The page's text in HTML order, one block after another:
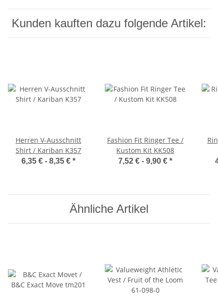
Kunden kauften dazu folgende Artikel:
Herren V-Ausschnitt
Shirt / Kariban K357
6,35 € - 8,35 € *
Fashion Fit Ringer Tee /
Kustom Kit KK508
7,52 € - 9,90 € *
Ähnliche Artikel